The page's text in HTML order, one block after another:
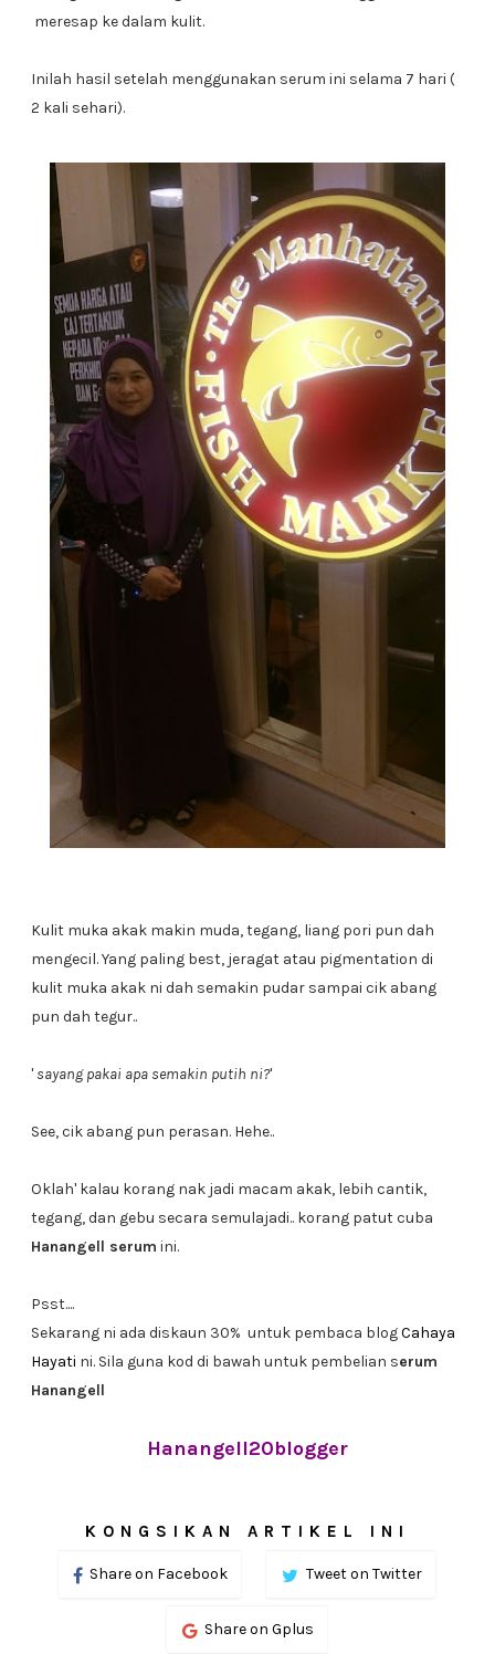
meresap ke dalam kulit.
Inilah hasil setelah menggunakan serum ini selama 7 hari (
2 kali sehari).
Kulit muka akak makin muda, tegang, liang pori pun dah
mengecil. Yang paling best, jeragat atau pigmentation di
kulit muka akak ni dah semakin pudar sampai cik abang
pun dah tegur..
'sayang pakai apa semakin putih ni?'
See, cik abang pun perasan. Hehe..
Oklah' kalau korang nak jadi macam akak, lebih cantik,
tegang, dan gebu secara semulajadi.. korang patut cuba
Hanangell serum ini.
Psst....
Sekarang ni ada diskaun 30% untuk pembaca blogCahaya
Hayati ni. Sila guna kod di bawah untuk pembelian serum
Hanangell
Hanangell20blogger
KONGSIKAN ARTIKEL INI
Share on Facebook Tweet on Twitter
Share on Gplus